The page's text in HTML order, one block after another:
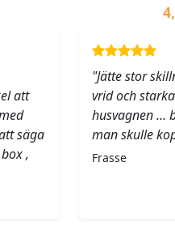
att
säga
,
"Jätte stor
vrid och
husvagnen …
man skulle
Frasse